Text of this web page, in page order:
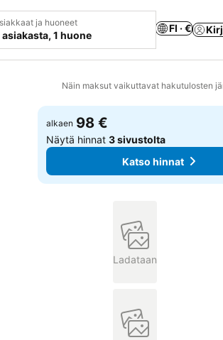
ja huoneet
asiakasta, 1 huone
FI · €
Näin maksut vaikuttavat hakutulosten
Lisää suosikkeihin
alkaen 98 €
Näytä hinnat3 sivustolta
Katso hinnat
Ladataan